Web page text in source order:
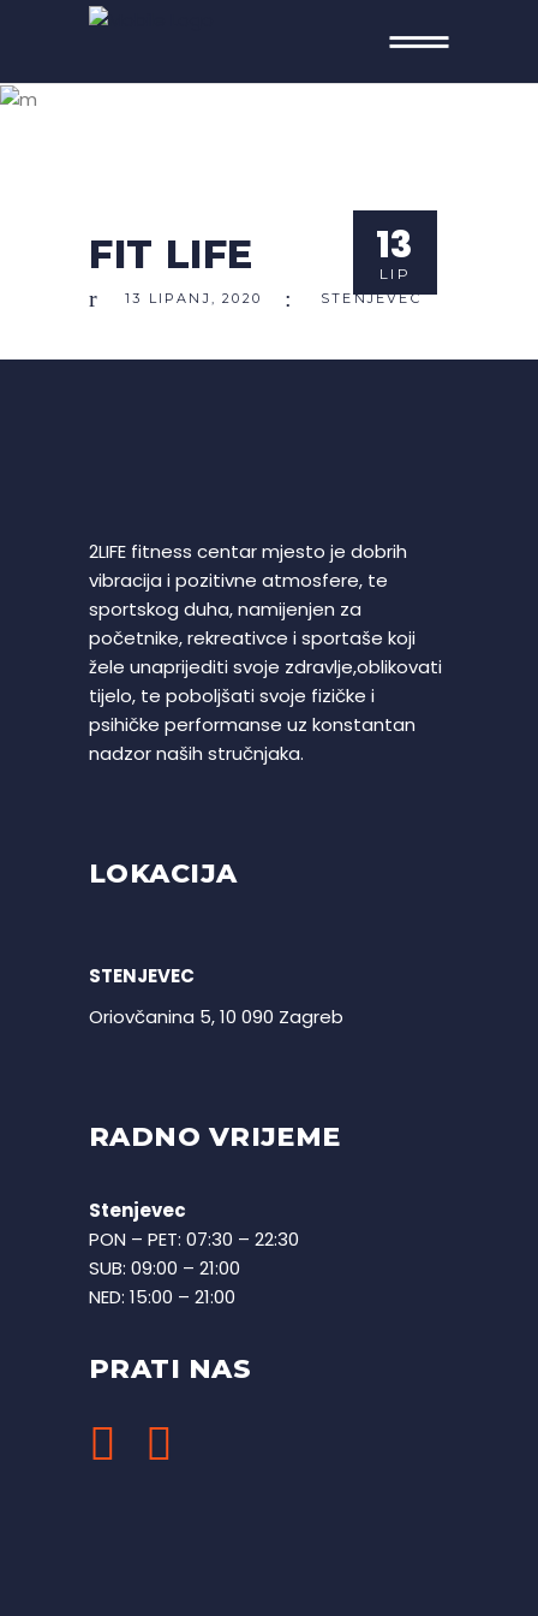
FIT LIFE
13
LIP
FIT LIFE
13 LIPANJ ,2020 STENJEVEC
2LIFE fitness centar mjesto je dobrih
vibracija i pozitivne atmosfere, te
sportskog duha, namijenjen za
početnike, rekreativce i sportaše koji
žele unaprijediti svoje zdravlje,oblikovati
tijelo, te poboljšati svoje fizičke i
psihičke performanse uz konstantan
nadzor naših stručnjaka.
LOKACIJA
STENJEVEC
Oriovčanina 5, 10 090 Zagreb
RADNO VRIJEME
Stenjevec
PON – PET: 07:30 – 22:30
SUB: 09:00 – 21:00
NED: 15:00 – 21:00
PRATI NAS